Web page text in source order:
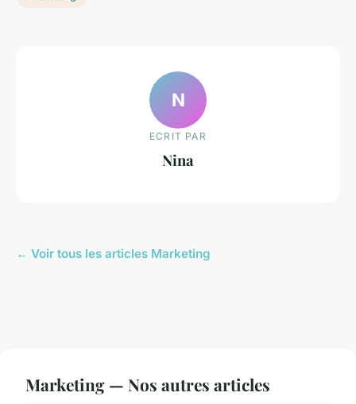
N
ECRIT PAR
Nina
← Voir tous les articles Marketing
Marketing — Nos autres articles